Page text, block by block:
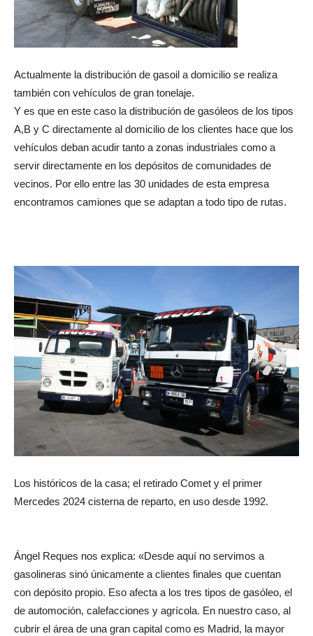
Actualmente la distribución de gasoil a domicilio se realiza
también con vehículos de gran tonelaje.
Y es que en este caso la distribución de gasóleos de los tipos
A,B y C directamente al domicilio de los clientes hace que los
vehículos deban acudir tanto a zonas industriales como a
servir directamente en los depósitos de comunidades de
vecinos. Por ello entre las 30 unidades de esta empresa
encontramos camiones que se adaptan a todo tipo de rutas.
Los históricos de la casa; el retirado Comet y el primer
Mercedes 2024 cisterna de reparto, en uso desde 1992.
Ángel Reques nos explica: «Desde aquí no servimos a
gasolineras sinó únicamente a clientes finales que cuentan
con depósito propio. Eso afecta a los tres tipos de gasóleo, el
de automoción, calefacciones y agrícola. En nuestro caso, al
cubrir el área de una gran capital como es Madrid, la mayor